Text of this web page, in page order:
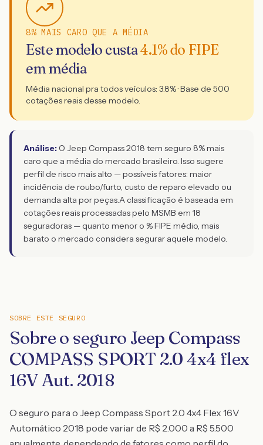
8% MAIS CARO QUE A MÉDIA
Este modelo custa4.1% do FIPE
em média
Média nacional pra todos veículos: 3.8% · Base de 500
cotações reais desse modelo.
Análise: O Jeep Compass 2018 tem seguro 8% mais
caro que a média do mercado brasileiro. Isso sugere
perfil de risco mais alto — possíveis fatores: maior
incidência de roubo/furto, custo de reparo elevado ou
demanda alta por peças.A classificação é baseada em
cotações reais processadas pelo MSMB em 18
seguradoras — quanto menor o % FIPE médio, mais
barato o mercado considera segurar aquele modelo.
SOBRE ESTE SEGURO
Sobre o seguro Jeep Compass
COMPASS SPORT 2.0 4x4 flex
16V Aut. 2018
O seguro para o Jeep Compass Sport 2.0 4x4 Flex 16V
Automático 2018 pode variar de R$ 2.000 a R$ 5.500